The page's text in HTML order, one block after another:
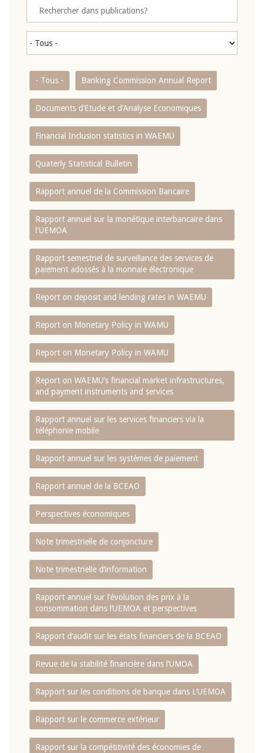
- Tous - Banking Commission Annual Report
Documents d’Etude et d’Analyse Economiques
Financial Inclusion statistics in WAEMU
Quaterly Statistical Bulletin
Rapport annuel de la Commission Bancaire
Rapport annuel sur la monétique interbancaire dans
l'UEMOA
Rapport semestriel de surveillance des services de
paiement adossés à la monnaie électronique
Report on deposit and lending rates in WAEMU
Report on Monetary Policy in WAMU
Report on Monetary Policy in WAMU
Report on WAEMU’s financial market infrastructures,
and payment instruments and services
Rapport annuel sur les services financiers via la
téléphonie mobile
Rapport annuel sur les systèmes de paiement
Rapport annuel de la BCEAO
Perspectives économiques
Note trimestrielle de conjoncture
Note trimestrielle d‘information
Rapport annuel sur l‘évolution des prix à la
consommation dans l‘UEMOA et perspectives
Rapport d‘audit sur les états financiers de la BCEAO
Revue de la stabilité financière dans l‘UMOA
Rapport sur les conditions de banque dans L‘UEMOA
Rapport sur le commerce extérieur
Rapport sur la compétitivité des économies de